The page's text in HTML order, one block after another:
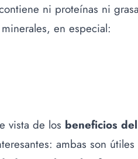
ni proteínas ni
en especial:
vista de los beneficios
ambas son